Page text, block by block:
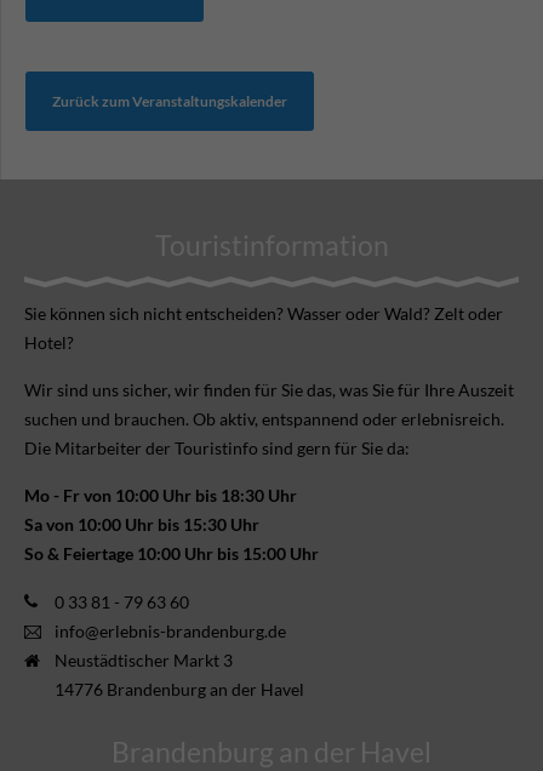
Zurück zum Veranstaltungskalender
Touristinformation
Sie können sich nicht ent­scheiden? Wasser oder Wald? Zelt oder
Hotel?
Wir sind uns sicher, wir finden für Sie das, was Sie für Ihre Aus­zeit
suchen und brauchen. Ob aktiv, ent­spannend oder erlebnis­reich.
Die Mitarbeiter der Touristinfo sind gern für Sie da:
Mo - Fr von 10:00 Uhr bis 18:30 Uhr
Sa von 10:00 Uhr bis 15:30 Uhr
So & Feiertage 10:00 Uhr bis 15:00 Uhr
0 33 81 - 79 63 60
info@erlebnis-brandenburg.de
Neustädtischer Markt 3
14776 Brandenburg an der Havel
Brandenburg an der Havel